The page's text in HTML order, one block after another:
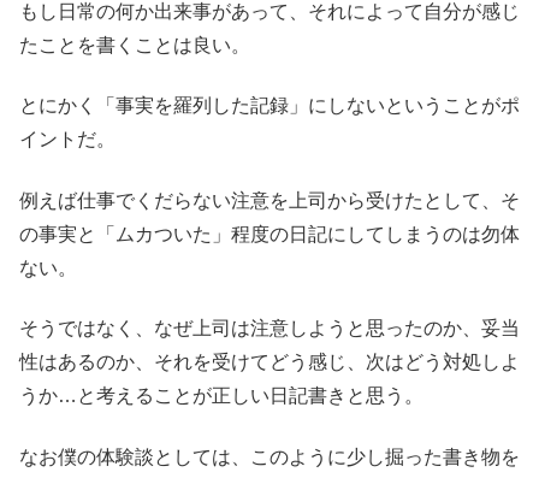
もし日常の何か出来事があって、それによって自分が感じ
たことを書くことは良い。
とにかく「事実を羅列した記録」にしないということがポ
イントだ。
例えば仕事でくだらない注意を上司から受けたとして、そ
の事実と「ムカついた」程度の日記にしてしまうのは勿体
ない。
そうではなく、なぜ上司は注意しようと思ったのか、妥当
性はあるのか、それを受けてどう感じ、次はどう対処しよ
うか…と考えることが正しい日記書きと思う。
なお僕の体験談としては、このように少し掘った書き物を